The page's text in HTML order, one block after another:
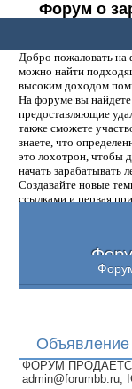
Форум о
Добро пожаловать на
можно найти
высоким доходом
На форуме вы
предоставляющие
также сможете
знаете, что
это лохотрон, чтобы
начать зарабатывать
Создавайте новые
ссылками и первая
Объявление
ФОРУМ
admin@forumbb.ru,